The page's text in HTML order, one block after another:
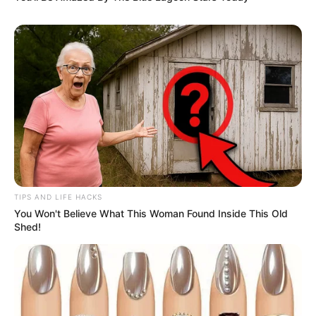
Piala Maya 2015 – Penampilan Singkat nan Berkesan –Nada
untuk Asa
Indonesian Movie Actors Awards 2012 – Pemeran Utama
Wanita Terfavorit –Dilema
Indonesian Movie Actors Awards 2011 – Pemeran Utama
Wanita Terfavorit –Demi Dewi
MTV Indonesia Movie Awards 2007 – Most Favourite
Supporting Actress –Nagabonar Jadi 2
Nominasi
Festival Film Indonesia 2021 – Pemeran Utama Wanita Terbaik
–Jakarta vs Everybody
Festival Film Indonesia 2015 – Pemeran Pendukung Wanita
Terbaik – Nada untuk Asa
TIPS AND LIFE HACKS
You Won't Believe What This Woman Found Inside This Old
Shed!